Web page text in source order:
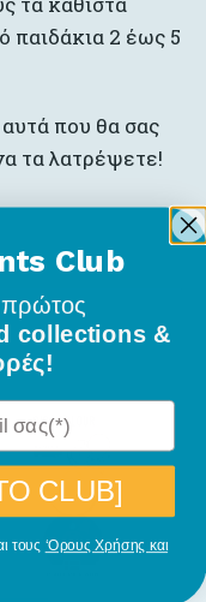
παιδάκια 2 έως 5
που θα σας
τα λατρέψετε!
Club
πρώτος
collections &
CLUB]
τους ‘Ορους Χρήσης και